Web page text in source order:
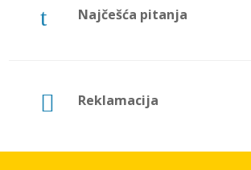
t Najčešća pitanja
 Reklamacija